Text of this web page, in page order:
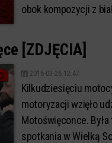
obok kompozycji z
[ZDJĘCIA]
2016-03-26 12:47
Kilkudziesięciu
motoryzacji wzięło
Motoświęconce.
spotkania w Wielką